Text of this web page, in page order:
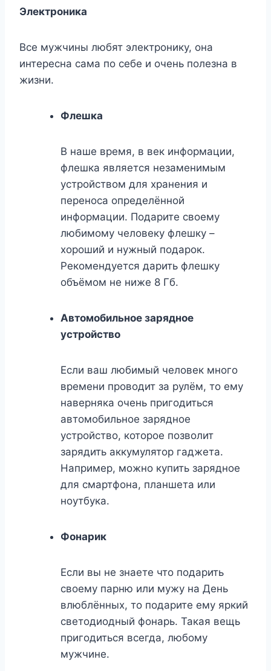
Электроника
Все мужчины любят электронику, она
интересна сама по себе и очень полезна в
жизни.
Флешка
В наше время, в век информации,
флешка является незаменимым
устройством для хранения и
переноса определённой
информации. Подарите своему
любимому человеку флешку –
хороший и нужный подарок.
Рекомендуется дарить флешку
объёмом не ниже 8 Гб.
Автомобильное зарядное
устройство
Если ваш любимый человек много
времени проводит за рулём, то ему
наверняка очень пригодиться
автомобильное зарядное
устройство, которое позволит
зарядить аккумулятор гаджета.
Например, можно купить зарядное
для смартфона, планшета или
ноутбука.
Фонарик
Если вы не знаете что подарить
своему парню или мужу на День
влюблённых, то подарите ему яркий
светодиодный фонарь. Такая вещь
пригодиться всегда, любому
мужчине.